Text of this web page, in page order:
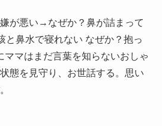
が悪い→なぜか？鼻が詰まって
と鼻水で寝れない なぜか？抱っ
ママはまだ言葉を知らないおしゃ
態を見守り、お世話する。思い